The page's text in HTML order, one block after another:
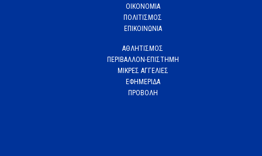
ΟΙΚΟΝΟΜΙΑ
ΠΟΛΙΤΙΣΜΟΣ
ΕΠΙΚΟΙΝΩΝΙΑ
ΑΘΛΗΤΙΣΜΟΣ
ΠΕΡΙΒΑΛΛΟΝ-ΕΠΙΣΤΗΜΗ
ΜΙΚΡΕΣ ΑΓΓΕΛΙΕΣ
ΕΦΗΜΕΡΙΔΑ
ΠΡΟΒΟΛΗ